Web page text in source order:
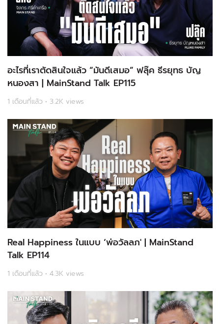
อะไรที่เราตัดสินใจแล้ว “มันดีเสมอ” ฟลุ๊ค ธีรยุทธ บัญ
หนองสา | MainStand Talk EP115
1 เดือนที่แล้ว • 3.2K views
Real​ Happiness ในแบบ ‘พ่อวัลลภ' | MainStand
Talk EP114
1 เดือนที่แล้ว • 4.3K views